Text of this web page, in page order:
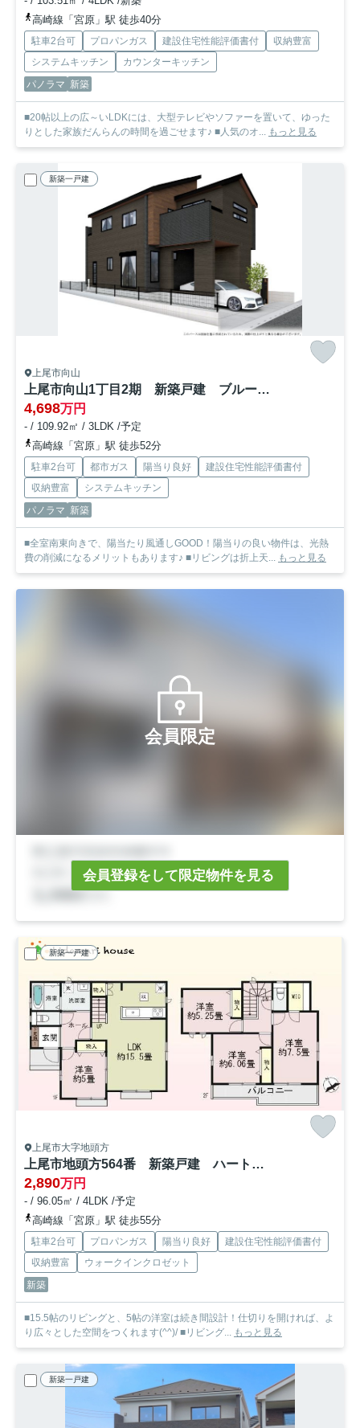
高崎線「宮原」駅 徒歩40分
駐車2台可 プロパンガス 建設住宅性能評価書付
収納豊富
システムキッチン
カウンターキッチン
パノラマ 新築
■20帖以上の広～いLDKには、大型テレビやソファーを置いて、ゆった
りとした家族だんらんの時間を過ごせます♪ ■人気のオ... もっと見る
新築一戸建
上尾市向山
上尾市向山1丁目2期 新築戸建 ブルーミング01
4,698万円
- / 109.92㎡ / 3LDK /予定
高崎線「宮原」駅 徒歩52分
駐車2台可 都市ガス 陽当り良好
建設住宅性能評価書付
収納豊富
システムキッチン
パノラマ 新築
■全室南東向きで、陽当たり風通しGOOD！陽当りの良い物件は、光熱
費の削減になるメリットもあります♪ ■リビングは折上天... もっと見る
会員限定
会員登録をして限定物件を見る
新築一戸建
上尾市大字地頭方
上尾市地頭方564番 新築戸建 ハートフルB
2,890万円
- / 96.05㎡ / 4LDK /予定
高崎線「宮原」駅 徒歩55分
駐車2台可 プロパンガス 陽当り良好
建設住宅性能評価書付
収納豊富
ウォークインクロゼット
新築
■15.5帖のリビングと、5帖の洋室は続き間設計！仕切りを開ければ、よ
り広々とした空間をつくれます(^^)/ ■リビング...
もっと見る
新築一戸建